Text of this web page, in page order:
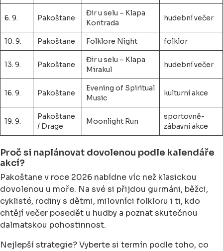
6. 9. Pakoštane
Đir u selu – Klapa
Kontrada
hudební večer
10. 9. Pakoštane Folklore Night folklor
13. 9. Pakoštane
Đir u selu – Klapa
Mirakul
hudební večer
16. 9. Pakoštane
Evening of Spiritual
Music
kulturní akce
19. 9.
Pakoštane
/ Drage
Moonlight Run
sportovně-
zábavní akce
Proč si naplánovat dovolenou podle kalendáře
akcí?
Pakoštane v roce 2026 nabídne víc než klasickou
dovolenou u moře. Na své si přijdou gurmáni, běžci,
cyklisté, rodiny s dětmi, milovníci folkloru i ti, kdo
chtějí večer posedět u hudby a poznat skutečnou
dalmatskou pohostinnost.
Nejlepší strategie? Vyberte si termín podle toho, co